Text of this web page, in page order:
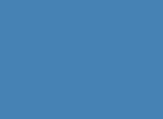
A rendszeres sportolás és
mások irányába. A sport
sztereotípiákat és